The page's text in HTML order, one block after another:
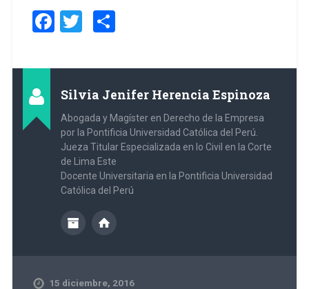
Facebook
TwitterCompartir
Silvia Jenifer Herencia Espinoza
Abogada y Magíster en Derecho de la Empresa
por la Pontificia Universidad Católica del Perú.
Jueza Titular Especializada en lo Civil en la Corte
de Lima Este
Docente Universitaria en la Pontificia Universidad
Católica del Perú
15 diciembre, 2016